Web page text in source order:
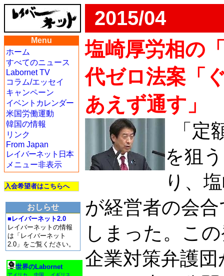
2015/04
Menu
ホーム
すべてのニュース
Labornet TV
コラム/エッセイ
キャンペーン
イベントカレンダー
米国労働運動
韓国の情報
リンク
From Japan
レイバーネット日本
メニュー非表示
入会希望者はこちらへ
おしらせ
■レイバーネット2.0
レイバーネットの情報
は「レイバーネット
2.0」をご覧ください。
世界のLabornet
アメリカ 中国 イギリス
塩崎厚労相の
代ゼロ法案「
あえず通す」
「
を狙
り、
が経営者の会
しまった。こ
企業対策弁護